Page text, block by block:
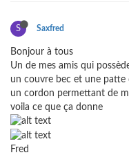
S Saxfred
Bonjour à tous
Un de mes amis qui
un couvre bec et une
un cordon permettant de
voila ce que ça donne
Fred